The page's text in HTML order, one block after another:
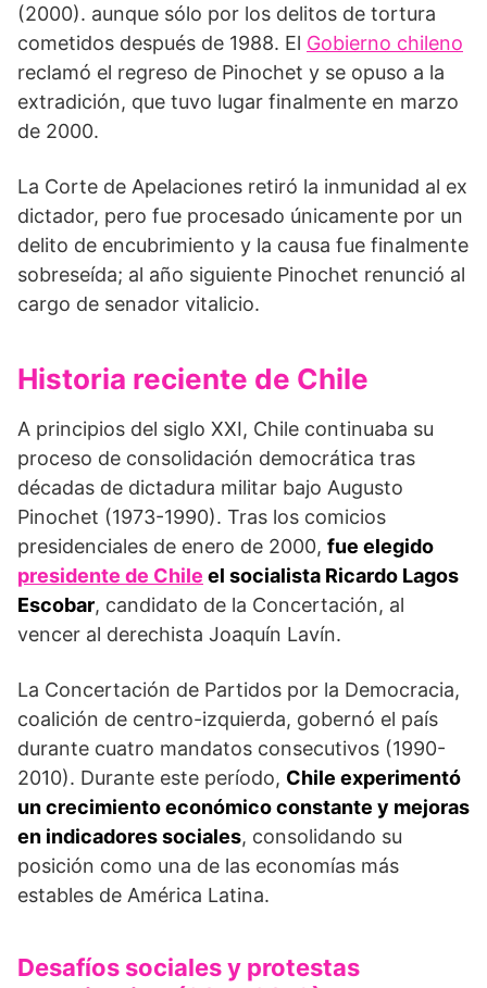
(2000). aunque sólo por los delitos de tortura
cometidos después de 1988. El Gobierno chileno
reclamó el regreso de Pinochet y se opuso a la
extradición, que tuvo lugar finalmente en marzo
de 2000.
La Corte de Apelaciones retiró la inmunidad al ex
dictador, pero fue procesado únicamente por un
delito de encubrimiento y la causa fue finalmente
sobreseída; al año siguiente Pinochet renunció al
cargo de senador vitalicio.
Historia reciente de Chile
A principios del siglo XXI, Chile continuaba su
proceso de consolidación democrática tras
décadas de dictadura militar bajo Augusto
Pinochet (1973-1990). Tras los comicios
presidenciales de enero de 2000, fue elegido
presidente de Chile el socialista Ricardo Lagos
Escobar, candidato de la Concertación, al
vencer al derechista Joaquín Lavín.
La Concertación de Partidos por la Democracia,
coalición de centro-izquierda, gobernó el país
durante cuatro mandatos consecutivos (1990-
2010). Durante este período, Chile experimentó
un crecimiento económico constante y mejoras
en indicadores sociales, consolidando su
posición como una de las economías más
estables de América Latina.
Desafíos sociales y protestas